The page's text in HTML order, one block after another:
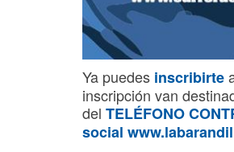
Ya puedes inscribirte
inscripción van
del TELÉFONO
social